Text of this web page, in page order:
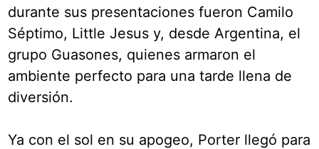
durante sus presentaciones fueron Camilo
Séptimo, Little Jesus y, desde Argentina, el
grupo Guasones, quienes armaron el
ambiente perfecto para una tarde llena de
diversión.
Ya con el sol en su apogeo, Porter llegó para